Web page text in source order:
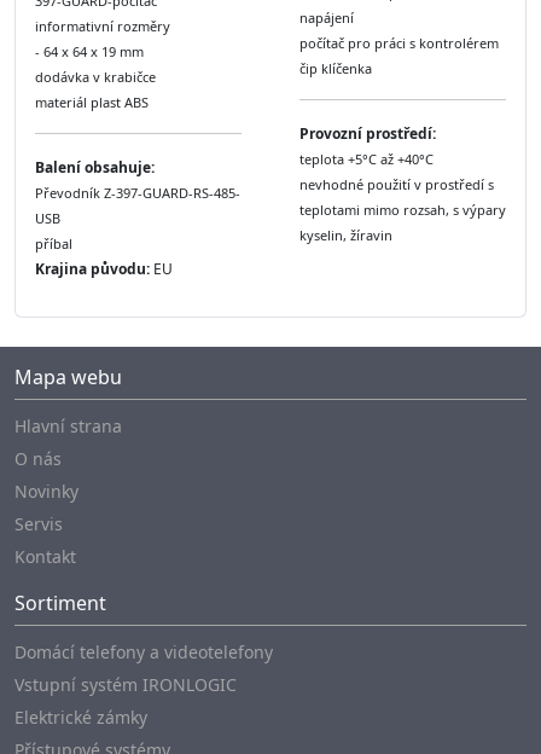
informativní rozměry
- 64 x 64 x 19 mm
dodávka v krabičce
materiál plast ABS
Balení obsahuje:
Převodník Z-397-GUARD-RS-485-
USB
příbal
Krajina původu: EU
napájení
počítač pro práci s kontrolérem
čip klíčenka
Provozní prostředí:
teplota +5°C až +40°C
nevhodné použití v prostředí s
teplotami mimo rozsah, s výpary
kyselin, žíravin
Mapa webu
Hlavní strana
O nás
Novinky
Servis
Kontakt
Sortiment
Domácí telefony a videotelefony
Vstupní systém IRONLOGIC
Elektrické zámky